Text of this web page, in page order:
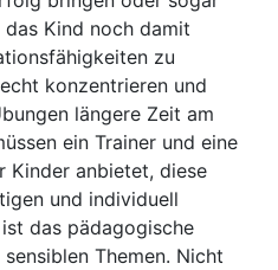
Kind noch damit
zu
konzentrieren und
längere Zeit am
ein Trainer und eine
Kinder anbietet, diese
und individuell
das pädagogische
Themen. Nicht